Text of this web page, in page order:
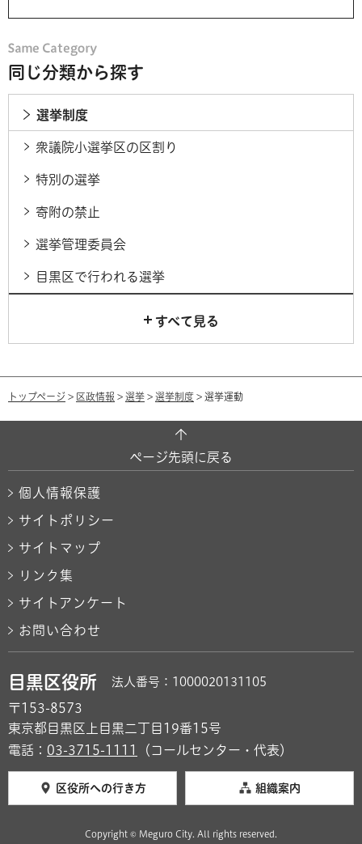
同じ分類から探す
選挙制度
衆議院小選挙区の区割り
特別の選挙
寄附の禁止
選挙管理委員会
目黒区で行われる選挙
すべて見る
トップページ > 区政情報 > 選挙 > 選挙制度 > 選挙運動
ページ先頭に戻る
個人情報保護
サイトポリシー
サイトマップ
リンク集
サイトアンケート
お問い合わせ
目黒区役所 法人番号：1000020131105
〒153-8573
東京都目黒区上目黒二丁目19番15号
電話： 03-3715-1111 （コールセンター・代表）
区役所への行き方 組織案内
Copyright © Meguro City. All rights reserved.